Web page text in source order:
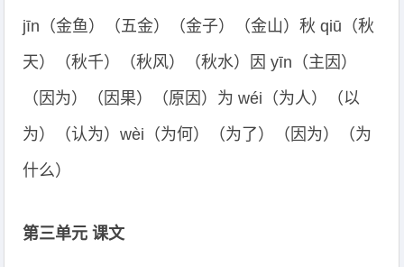
jīn（金鱼）（五金）（金子）（金山）秋 qiū（秋
天）（秋千）（秋风）（秋水）因 yīn（主因）
（因为）（因果）（原因）为 wéi（为人）（以
为）（认为）wèi（为何）（为了）（因为）（为
什么）
第三单元 课文